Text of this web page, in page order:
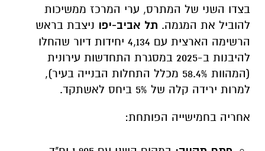
(המהוות 58.4% מכלל התחלות הבנייה בעיר),
למרות ירידה קלה של 5% ביחס לאשתקד.
אחריה בחמישייה הפותחת:
פתח תקווה:
במקום השני עם 1,905 יח"ד